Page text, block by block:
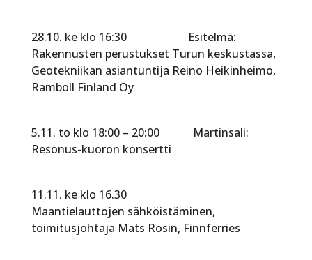
28.10. ke klo 16:30 Esitelmä:
Rakennusten perustukset Turun keskustassa,
Geotekniikan asiantuntija Reino Heikinheimo,
Ramboll Finland Oy
5.11. to klo 18:00 – 20:00 Martinsali:
Resonus-kuoron konsertti
11.11. ke klo 16.30
Maantielauttojen sähköistäminen,
toimitusjohtaja Mats Rosin, Finnferries